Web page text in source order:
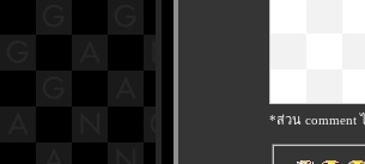
*ส่วน comment